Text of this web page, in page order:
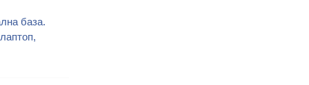
база.